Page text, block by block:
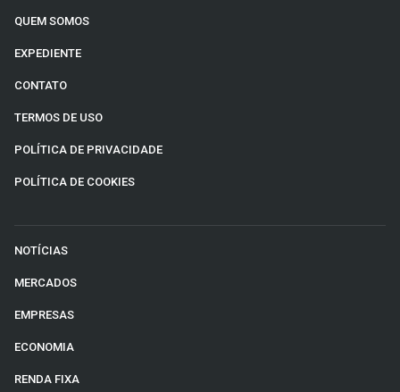
QUEM SOMOS
EXPEDIENTE
CONTATO
TERMOS DE USO
POLÍTICA DE PRIVACIDADE
POLÍTICA DE COOKIES
NOTÍCIAS
MERCADOS
EMPRESAS
ECONOMIA
RENDA FIXA